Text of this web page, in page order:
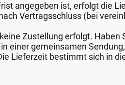
angegeben ist, erfolgt die
Vertragsschluss (bei
Zustellung erfolgt.
einer gemeinsamen
Lieferzeit bestimmt sich in